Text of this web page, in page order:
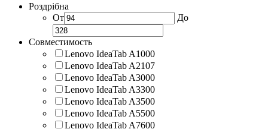
Роздрібна
От
До
Совместимость
Lenovo IdeaTab A1000
Lenovo IdeaTab A2107
Lenovo IdeaTab A3000
Lenovo IdeaTab A3300
Lenovo IdeaTab A3500
Lenovo IdeaTab A5500
Lenovo IdeaTab A7600